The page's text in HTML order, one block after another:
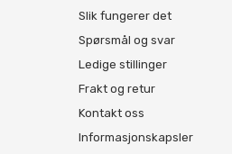
Slik fungerer det
Spørsmål og svar
Ledige stillinger
Frakt og retur
Kontakt oss
Informasjonskapsler